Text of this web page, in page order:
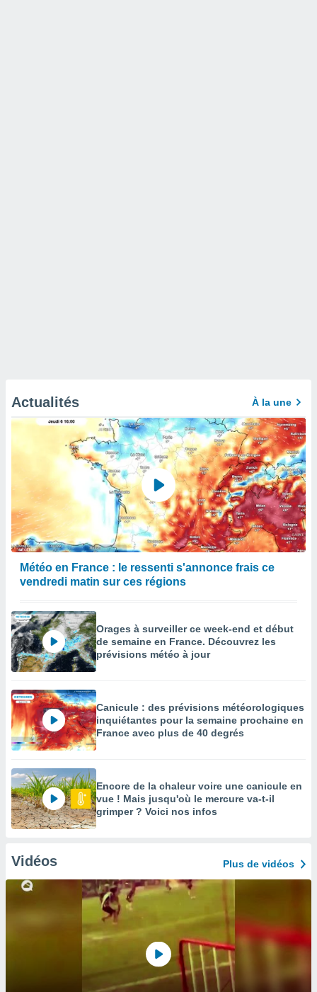
Actualités À la une
Météo en France : le ressenti s'annonce frais ce
vendredi matin sur ces régions
Orages à surveiller ce week-end et début
de semaine en France. Découvrez les
prévisions météo à jour
Canicule : des prévisions météorologiques
inquiétantes pour la semaine prochaine en
France avec plus de 40 degrés
Encore de la chaleur voire une canicule en
vue ! Mais jusqu'où le mercure va-t-il
grimper ? Voici nos infos
Vidéos Plus de vidéos